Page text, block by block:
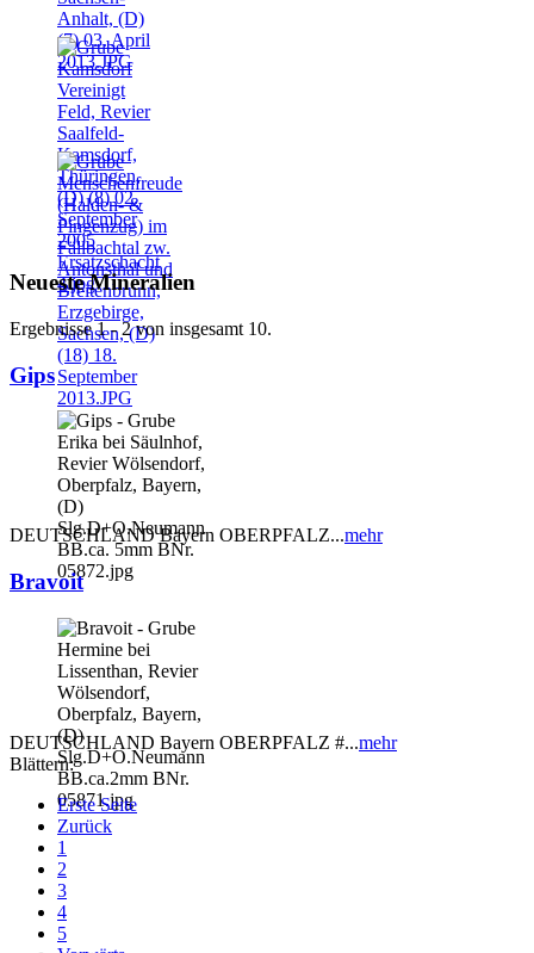
Neueste Mineralien
Ergebnisse 1 - 2 von insgesamt 10.
Gips
DEUTSCHLAND Bayern OBERPFALZ...mehr
Bravoit
DEUTSCHLAND Bayern OBERPFALZ #...mehr
Blättern:
Erste Seite
Zurück
1
2
3
4
5